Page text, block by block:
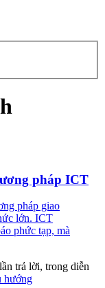
pháp ICT
pháp giao
lớn. ICT
phức tạp, mà
trả lời, trong diễn
hướng